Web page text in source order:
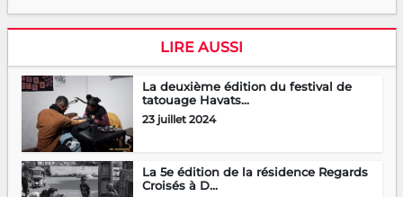
LIRE AUSSI
La deuxième édition du festival de
tatouage Havats...
23 juillet 2024
La 5e édition de la résidence Regards
Croisés à D...